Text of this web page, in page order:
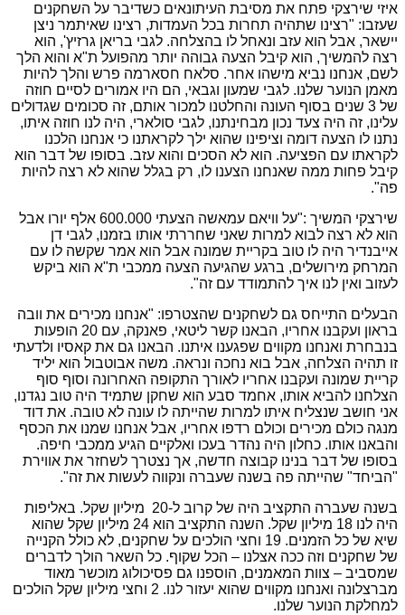
איזי שירצקי פתח את מסיבת העיתונאים כשדיבר על השחקנים
שעזבו: "רצינו שתהיה תחרות בכל העמדות, רצינו שאיתמר ניצן
יישאר, אבל הוא עזב ונאחל לו בהצלחה. לגבי בריאן גרזיץ', הוא
רצה להמשיך, הוא קיבל הצעה גבוהה יותר מהפועל ת"א והוא הלך
לשם, אנחנו נביא מישהו אחר. סלאח חסארמה פרש והלך להיות
מאמן הנוער שלנו. לגבי שמעון וגבאי, הם היו אמורים לסיים חוזה
של 3 שנים בסוף העונה והחלטנו למכור אותם, זה סכומים שגדולים
עלינו, זה היה צעד נכון מבחינתנו, לגבי סולארי, היה לנו חוזה איתו,
נתנו לו הצעה דומה וציפינו שהוא ילך לקראתנו כי אנחנו הלכנו
לקראתו עם הפציעה. הוא לא הסכים והוא עזב. בסופו של דבר הוא
קיבל פחות ממה שאנחנו הצענו לו, רק בגלל שהוא לא רצה להיות
פה".
שירצקי המשיך :"על וויאם עמאשה הצעתי 600.000 אלף יורו אבל
הוא לא רצה לבוא למרות שאני שחררתי אותו בזמנו, לגבי דן
אייבנדיר היה לו טוב בקריית שמונה אבל הוא אמר שקשה לו עם
המרחק מירושלים, ברגע שהגיעה הצעה ממכבי ת"א הוא ביקש
לעזוב ואין לנו איך להתמודד עם זה".
הבעלים התייחס גם לשחקנים שהצטרפו: "אנחנו מכירים את וובה
בראון ועקבנו אחריו, הבאנו קשר ליטאי, פאנקה, עם 20 הופעות
בנבחרת ואנחנו מקווים שפגענו איתנו. הבאנו גם את קאסיו ולדעתי
זו תהיה הצלחה, אבל בוא נחכה ונראה. משה אבוטבול הוא יליד
קריית שמונה ועקבנו אחריו לאורך התקופה האחרונה וסוף סוף
הצלחנו להביא אותו, אחמד סבע הוא שחקן שתמיד היה טוב נגדנו,
אני חושב שנצליח איתו למרות שהייתה לו עונה לא טובה. את דוד
מנגה כולם מכירים וכולם רדפו אחריו, אבל אנחנו שמנו את הכסף
והבאנו אותו. כחלון היה נהדר בעכו ואלקיים הגיע ממכבי חיפה.
בסופו של דבר בנינו קבוצה חדשה, אך נצטרך לשחזר את אווירת
"הביחד" שהייתה פה בשנה שעברה ונקווה לעשות את זה".
בשנה שעברה התקציב היה של קרוב ל-20 מיליון שקל. באליפות
היה לנו 18 מיליון שקל. השנה התקציב הוא 24 מיליון שקל שהוא
שיא של כל הזמנים. 19 וחצי הולכים על שחקנים, לא כולל הקנייה
של שחקנים וזה ככה אצלנו – הכל שקוף. כל השאר הולך לדברים
שמסביב – צוות המאמנים, הוספנו גם פסיכולוג מוכשר מאוד
מברצלונה ואנחנו מקווים שהוא יעזור לנו. 2 וחצי מיליון שקל הולכים
למחלקת הנוער שלנו.